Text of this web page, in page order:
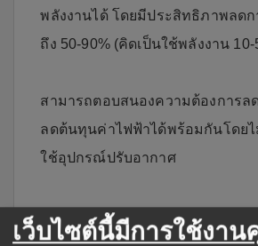
พลังงานได้ โดยมีประสิทธิภาพลดก
ถึง 50-90% (คิดเป็นใช้พลังงาน
สามารถตอบสนองความต้องการล
ลดต้นทุนค่าไฟฟ้าได้พร้อมกันโดยไ
ใช้อุปกรณ์ปรับอากาศ
เว็บไซต์นี้มีการใช้งาน